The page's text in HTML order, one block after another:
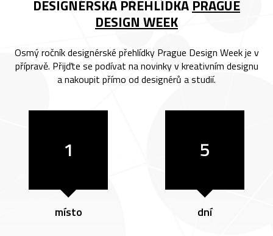
DESIGNÉRSKÁ PŘEHLÍDKA PRAGUE
DESIGN WEEK
Osmý ročník designérské přehlídky Prague Design Week je v
přípravě. Přijďte se podívat na novinky v kreativním designu
a nakoupit přímo od designérů a studií.
1
místo
5
dní